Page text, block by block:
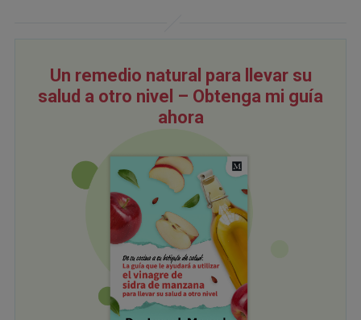
Un remedio natural para llevar su
salud a otro nivel – Obtenga mi guía
ahora